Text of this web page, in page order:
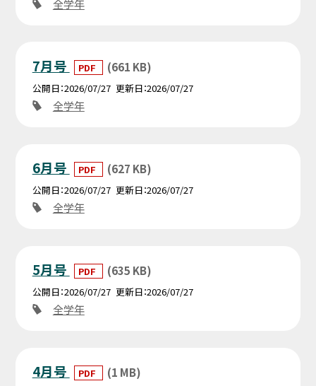
全学年
7月号 PDF (661 KB)
公開日 2026/07/27 更新日 2026/07/27
全学年
6月号 PDF (627 KB)
公開日 2026/07/27 更新日 2026/07/27
全学年
5月号 PDF (635 KB)
公開日 2026/07/27 更新日 2026/07/27
全学年
4月号 PDF (1 MB)